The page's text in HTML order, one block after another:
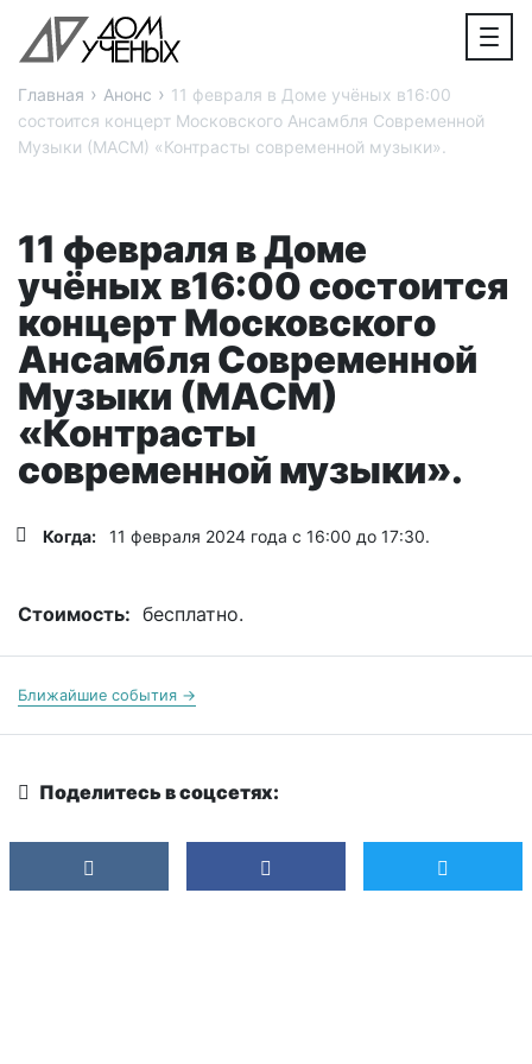
Главная › Анонс › 11 февраля в Доме учёных в16:00
состоится концерт Московского Ансамбля Современной
Музыки (МАСМ) «Контрасты современной музыки».
11 февраля в Доме
учёных в16:00 состоится
концерт Московского
Ансамбля Современной
Музыки (МАСМ)
«Контрасты
современной музыки».
Когда: 11 февраля 2024 года с 16:00 до 17:30.
Стоимость: бесплатно.
Ближайшие события →
Поделитесь в соцсетях: